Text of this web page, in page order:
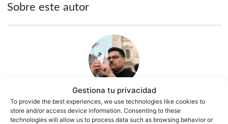
Gestiona tu privacidad
To provide the best experiences, we use technologies like cookies to
store and/or access device information. Consenting to these
technologies will allow us to process data such as browsing behavior or
Sobre este autor
Quelian Sanz